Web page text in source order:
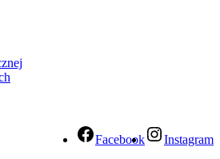
Facebook
Instagram